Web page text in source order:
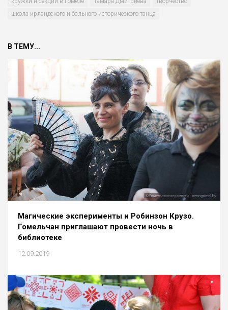
школа ирландского и бального исторического танца
В ТЕМУ...
Магические эксперименты и Робинзон Крузо.
Гомельчан приглашают провести ночь в
библиотеке
12.09.2019